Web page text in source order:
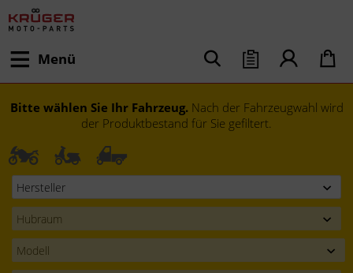
Menü
Bitte wählen Sie Ihr Fahrzeug. Nach der Fahrzeugwahl wird
der Produktbestand für Sie gefiltert.